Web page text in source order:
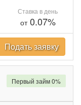
Ставка в день
от0.07%
Подать заявку
Первый займ 0%